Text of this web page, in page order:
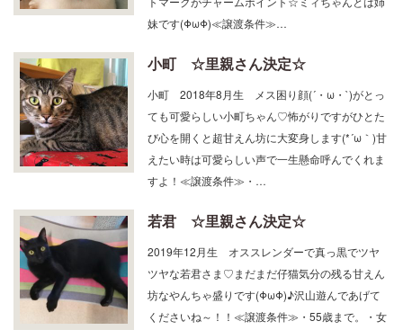
トマークがチャームポイント☆ミィちゃんとは姉
妹です(ΦωΦ)≪譲渡条件≫…
小町 ☆里親さん決定☆
小町 2018年8月生 メス困り顔(´・ω・`)がとっ
ても可愛らしい小町ちゃん♡怖がりですがひとた
び心を開くと超甘えん坊に大変身します(*´ω｀)甘
えたい時は可愛らしい声で一生懸命呼んでくれま
すよ！≪譲渡条件≫・…
若君 ☆里親さん決定☆
2019年12月生 オススレンダーで真っ黒でツヤ
ツヤな若君さま♡まだまだ仔猫気分の残る甘えん
坊なやんちゃ盛りです(ΦωΦ)♪沢山遊んであげて
くださいね～！！≪譲渡条件≫・55歳まで。・女